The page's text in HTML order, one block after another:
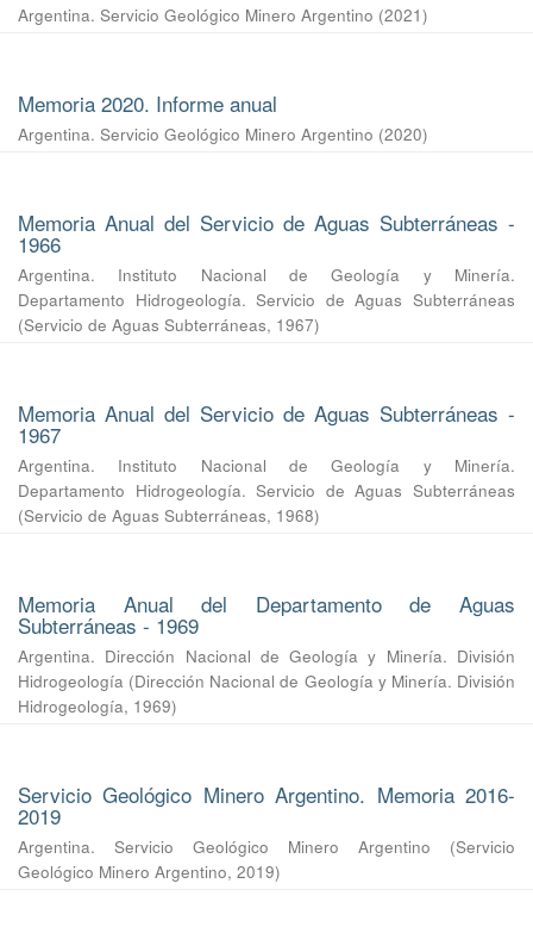
Argentina. Servicio Geológico Minero Argentino (2021)
Memoria 2020. Informe anual
Argentina. Servicio Geológico Minero Argentino (2020)
Memoria Anual del Servicio de Aguas Subterráneas -
1966
Argentina. Instituto Nacional de Geología y Minería.
Departamento Hidrogeología. Servicio de Aguas Subterráneas
(Servicio de Aguas Subterráneas, 1967)
Memoria Anual del Servicio de Aguas Subterráneas -
1967
Argentina. Instituto Nacional de Geología y Minería.
Departamento Hidrogeología. Servicio de Aguas Subterráneas
(Servicio de Aguas Subterráneas, 1968)
Memoria Anual del Departamento de Aguas
Subterráneas - 1969
Argentina. Dirección Nacional de Geología y Minería. División
Hidrogeología (Dirección Nacional de Geología y Minería. División
Hidrogeología, 1969)
Servicio Geológico Minero Argentino. Memoria 2016-
2019
Argentina. Servicio Geológico Minero Argentino (Servicio
Geológico Minero Argentino, 2019)